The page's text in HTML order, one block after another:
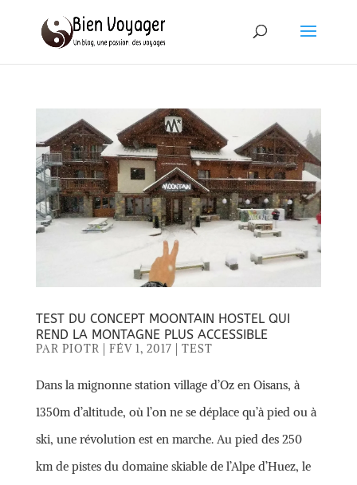
TEST DU CONCEPT MOONTAIN HOSTEL QUI
REND LA MONTAGNE PLUS ACCESSIBLE
PAR PIOTR FÉV 1, 2017 TEST
Dans la mignonne station village d’Oz en Oisans, à
1350m d’altitude, où l’on ne se déplace qu’à pied ou à
ski, une révolution est en marche. Au pied des 250
km de pistes du domaine skiable de l’Alpe d’Huez, le